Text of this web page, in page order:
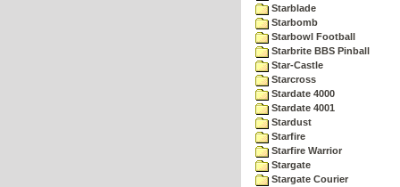
Starblade
Starbomb
Starbowl Football
Starbrite BBS Pinball
Star-Castle
Starcross
Stardate 4000
Stardate 4001
Stardust
Starfire
Starfire Warrior
Stargate
Stargate Courier